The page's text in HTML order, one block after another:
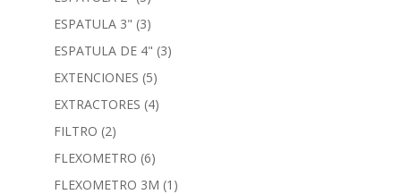
ESPATULA 3" (3)
ESPATULA DE 4" (3)
EXTENCIONES (5)
EXTRACTORES (4)
FILTRO (2)
FLEXOMETRO (6)
FLEXOMETRO 3M (1)